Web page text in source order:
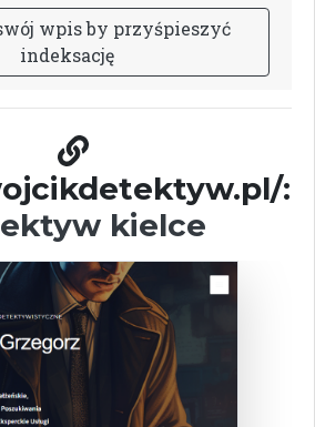
wój wpisby przyśpieszyć
indeksację
:
kielce